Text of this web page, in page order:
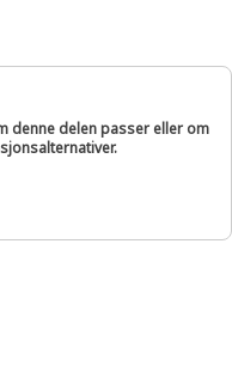
denne delen passer eller om